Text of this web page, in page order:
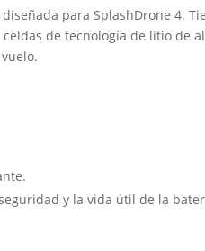
para SplashDrone 4.
de tecnología de litio de
y la vida útil de la